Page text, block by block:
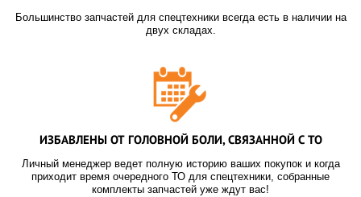
Большинство запчастей для спецтехники всегда есть в наличии на
двух складах.
ИЗБАВЛЕНЫ ОТ ГОЛОВНОЙ БОЛИ, СВЯЗАННОЙ С ТО
Личный менеджер ведет полную историю ваших покупок и когда
приходит время очередного ТО для спецтехники, собранные
комплекты запчастей уже ждут вас!